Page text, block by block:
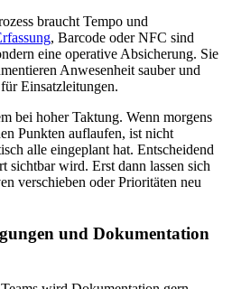
braucht Tempo und
, Barcode oder NFC sind
eine operative Absicherung. Sie
Anwesenheit sauber und
Einsatzleitungen.
bei hoher Taktung. Wenn morgens
Punkten auflaufen, ist nicht
alle eingeplant hat. Entscheidend
sichtbar wird. Erst dann lassen sich
verschieben oder Prioritäten neu
und Dokumentation